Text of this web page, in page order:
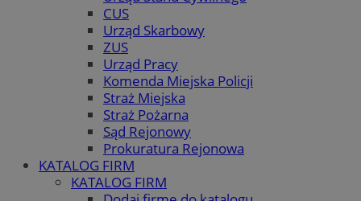
CUS
Urząd Skarbowy
ZUS
Urząd Pracy
Komenda Miejska Policji
Straż Miejska
Straż Pożarna
Sąd Rejonowy
Prokuratura Rejonowa
KATALOG FIRM
KATALOG FIRM